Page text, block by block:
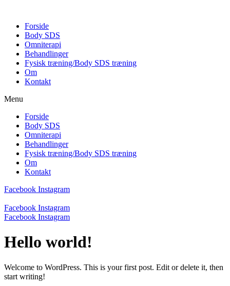
Forside
Body SDS
Omniterapi
Behandlinger
Fysisk træning/Body SDS træning
Om
Kontakt
Menu
Forside
Body SDS
Omniterapi
Behandlinger
Fysisk træning/Body SDS træning
Om
Kontakt
Facebook Instagram
Facebook Instagram
Facebook Instagram
Hello world!
Welcome to WordPress. This is your first post. Edit or delete it, then
start writing!